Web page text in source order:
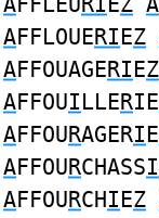
AFFLOUERIEZ
AFFOUAGERIEZ
AFFOUILLERIE
AFFOURAGERIE
AFFOURCHASSI
AFFOURCHIEZ